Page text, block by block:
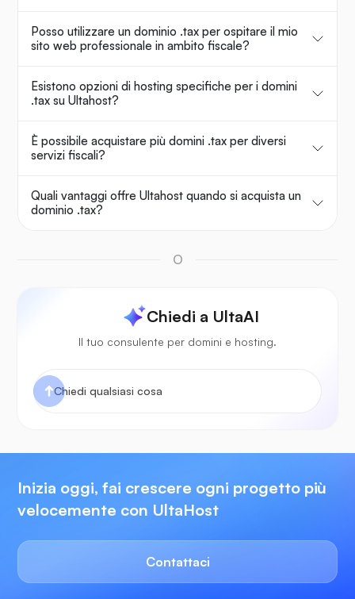
Posso utilizzare un dominio .tax per ospitare il mio
sito web professionale in ambito fiscale?
Esistono opzioni di hosting specifiche per i domini
.tax su Ultahost?
È possibile acquistare più domini .tax per diversi
servizi fiscali?
Quali vantaggi offre Ultahost quando si acquista un
dominio .tax?
O
Chiedi a UltaAI
Il tuo consulente per domini e hosting.
Inizia oggi, fai crescere ogni progetto più
velocemente con UltaHost
Contattaci